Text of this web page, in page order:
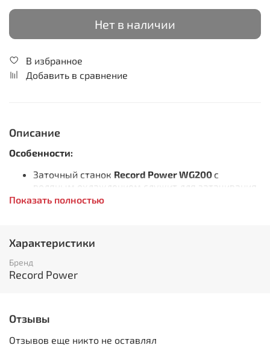
Нет в наличии
В избранное
Добавить в сравнение
Описание
Особенности:
Заточный станок Record Power WG200 с
водяным охлаждением служит для затачивания,
шлифования и полирования
обеспечивает защиту от ржавчины
шлифовку во влажной среде, что выгодно
отличает данный станок от подобных
дополнительные инструменты и приспособления
Характеристики:
Показать полностью
Характеристики
Бренд
Record Power
Отзывы
Отзывов еще никто не оставлял